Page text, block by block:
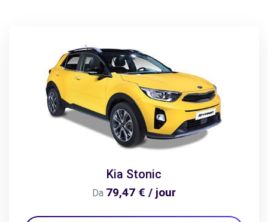
Kia Stonic
Da 79,47 € / jour